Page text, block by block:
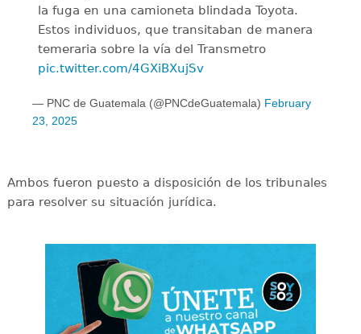
la fuga en una camioneta blindada Toyota.
Estos individuos, que transitaban de manera
temeraria sobre la vía del Transmetro
pic.twitter.com/4GXiBXujSv
— PNC de Guatemala (@PNCdeGuatemala) February
23, 2025
Ambos fueron puesto a disposición de los tribunales
para resolver su situación jurídica.